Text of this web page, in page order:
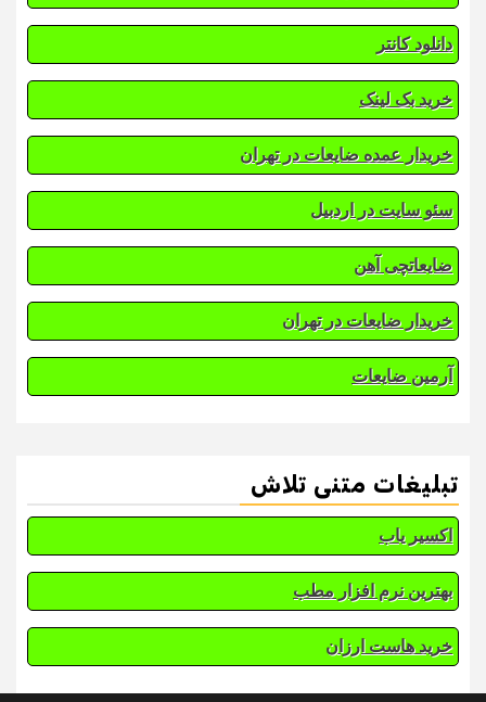
دانلود کانتر
خرید بک لینک
خریدار عمده ضایعات در تهران
سئو سایت در اردبیل
ضایعاتچی آهن
خریدار ضایعات در تهران
آرمین ضایعات
تبلیغات متنی تلاش
اکسیر یاب
بهترین نرم افزار مطب
خرید هاست ارزان